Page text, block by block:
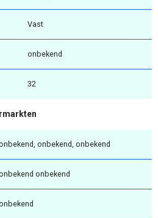
Vast
onbekend
32
onbekend, onbekend
onbekend